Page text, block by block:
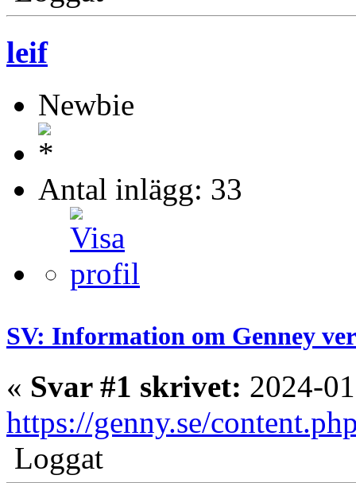
leif
Newbie
Antal inlägg: 33
SV: Information om Genney
« Svar #1 skrivet: 2024-
https://genny.se/
Loggat